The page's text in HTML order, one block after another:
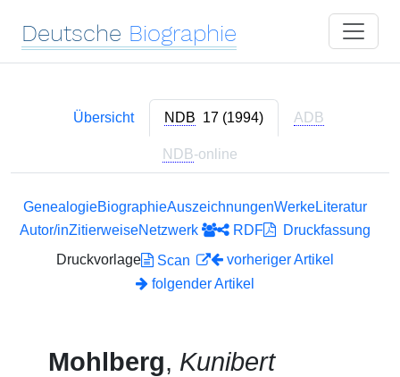
Deutsche Biographie
Übersicht NDB 17 (1994) ADB
NDB-online
GenealogieBiographieAuszeichnungenWerkeLiteratur
Autor/inZitierweiseNetzwerk RDF
Druckfassung
Druckvorlage
Scan
vorheriger Artikel
folgender Artikel
Mohlberg, Kunibert